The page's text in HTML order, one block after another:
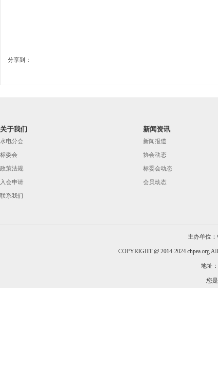
分享到：
关于我们
水电分会
标委会
政策法规
入会申请
联系我们
新闻资讯
新闻报道
协会动态
标委会动态
会员动态
主办单位
COPYRIGHT @ 2014-2024 chpea.org
地址
您